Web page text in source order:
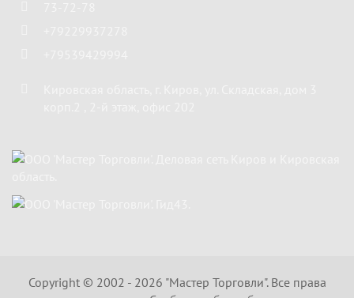
Copyright © 2002 - 2026 "Мастер Торговли". Все права